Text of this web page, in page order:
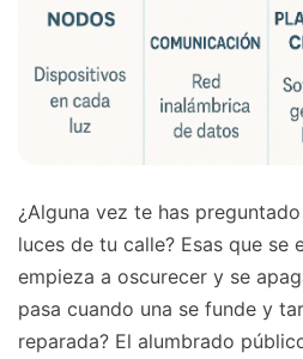
¿Alguna vez te has
luces de tu calle? Esas que se
empieza a oscurecer y se
pasa cuando una se funde y
reparada? El alumbrado